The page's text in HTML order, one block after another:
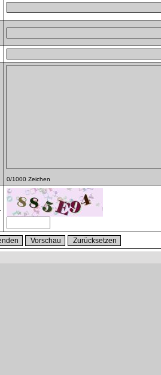
0/1000 Zeichen